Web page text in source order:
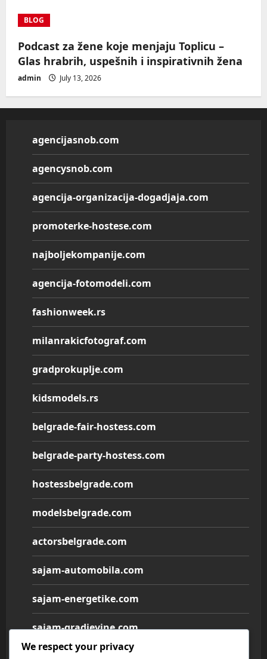
BLOG
Podcast za žene koje menjaju Toplicu –
Glas hrabrih, uspešnih i inspirativnih žena
admin July 13, 2026
agencijasnob.com
agencysnob.com
agencija-organizacija-dogadjaja.com
promoterke-hostese.com
najboljekompanije.com
agencija-fotomodeli.com
fashionweek.rs
milanrakicfotograf.com
gradprokuplje.com
kidsmodels.rs
belgrade-fair-hostess.com
belgrade-party-hostess.com
hostessbelgrade.com
modelsbelgrade.com
actorsbelgrade.com
sajam-automobila.com
sajam-energetike.com
sajam-gradjevine.com
sajam-medicine.com
We respect your privacy